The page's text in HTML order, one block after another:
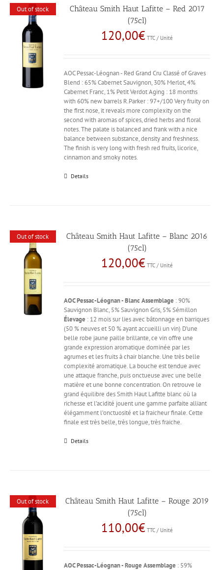
Out of stock
Château Smith Haut Lafitte – Red 2017
(75cl)
120,00€ TTC / Unité
AOC Pessac-Léognan - Red Grand Cru Classé of Graves
Blend : 65% Cabernet Sauvignon, 30% Merlot, 4%
Cabernet Franc, 1% Petit Verdot Aging : 18 months
with 60% new barrels R.Parker : 97+/100 Very fruity on
the first nose, it reveals more complexity on the
second with aromas of spices, dried herbs and floral
notes. The palate is balanced and frank with a nice
balance between substance, density and freshness.
The finish is very long with fresh red fruits, licorice,
cinnamon and smoky notes.
Details
Out of stock
Château Smith Haut Lafitte – Blanc 2016
(75cl)
120,00€ TTC / Unité
AOC Pessac-Léognan - Blanc Assemblage : 90%
Sauvignon Blanc, 5% Sauvignon Gris, 5% Sémillon
Élevage : 12 mois sur lies avec bâtonnage en barriques
(50 % neuves et 50 % ayant accueilli un vin) D’une
belle robe jaune paille brillante, ce vin offre une
grande expression aromatique dominée par les
agrumes et les fruits à chair blanche. Une très belle
complexité aromatique. La bouche est tendue avec
une attaque franche, puis onctueuse avec une belle
matière et une bonne concentration. On retrouve le
grand équilibre des Smith Haut Lafitte blanc où la
richesse et l’acidité jouent une gamme parfaite alliant
élégamment l’onctuosité et la fraicheur finale. Cette
finale est très belle, très longue, très fraiche.
Details
Out of stock
Château Smith Haut Lafitte – Rouge 2019
(75cl)
110,00€ TTC / Unité
AOC Pessac-Léognan - Rouge Assemblage : 59%